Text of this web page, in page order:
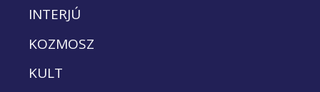
INTERJÚ
KOZMOSZ
KULT